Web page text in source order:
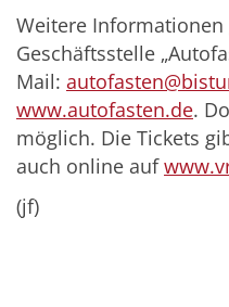
Weitere
Geschäftsstelle
Mail:
www.autofasten.de.
möglich. Die Tickets
auch online auf
(jf)